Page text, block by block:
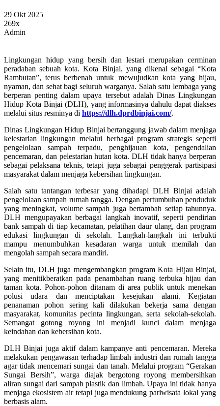
29 Okt 2025
269x
Admin
Lingkungan hidup yang bersih dan lestari merupakan cerminan
peradaban sebuah kota. Kota Binjai, yang dikenal sebagai “Kota
Rambutan”, terus berbenah untuk mewujudkan kota yang hijau,
nyaman, dan sehat bagi seluruh warganya. Salah satu lembaga yang
berperan penting dalam upaya tersebut adalah Dinas Lingkungan
Hidup Kota Binjai (DLH), yang informasinya dahulu dapat diakses
melalui situs resminya di https://dlh.dprdbinjai.com/.
Dinas Lingkungan Hidup Binjai bertanggung jawab dalam menjaga
kelestarian lingkungan melalui berbagai program strategis seperti
pengelolaan sampah terpadu, penghijauan kota, pengendalian
pencemaran, dan pelestarian hutan kota. DLH tidak hanya berperan
sebagai pelaksana teknis, tetapi juga sebagai penggerak partisipasi
masyarakat dalam menjaga kebersihan lingkungan.
Salah satu tantangan terbesar yang dihadapi DLH Binjai adalah
pengelolaan sampah rumah tangga. Dengan pertumbuhan penduduk
yang meningkat, volume sampah juga bertambah setiap tahunnya.
DLH mengupayakan berbagai langkah inovatif, seperti pendirian
bank sampah di tiap kecamatan, pelatihan daur ulang, dan program
edukasi lingkungan di sekolah. Langkah-langkah ini terbukti
mampu menumbuhkan kesadaran warga untuk memilah dan
mengolah sampah secara mandiri.
Selain itu, DLH juga mengembangkan program Kota Hijau Binjai,
yang menitikberatkan pada penambahan ruang terbuka hijau dan
taman kota. Pohon-pohon ditanam di area publik untuk menekan
polusi udara dan menciptakan kesejukan alami. Kegiatan
penanaman pohon sering kali dilakukan bekerja sama dengan
masyarakat, komunitas pecinta lingkungan, serta sekolah-sekolah.
Semangat gotong royong ini menjadi kunci dalam menjaga
keindahan dan kebersihan kota.
DLH Binjai juga aktif dalam kampanye anti pencemaran. Mereka
melakukan pengawasan terhadap limbah industri dan rumah tangga
agar tidak mencemari sungai dan tanah. Melalui program “Gerakan
Sungai Bersih”, warga diajak bergotong royong membersihkan
aliran sungai dari sampah plastik dan limbah. Upaya ini tidak hanya
menjaga ekosistem air tetapi juga mendukung pariwisata lokal yang
berbasis alam.